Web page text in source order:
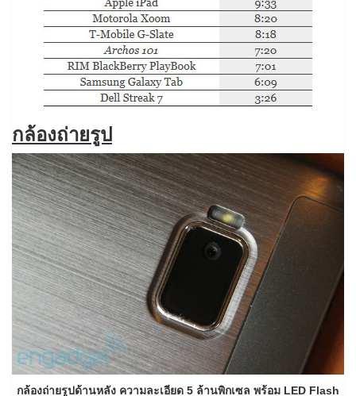
กล้องถ่ายรูป
กล้องถ่ายรูปด้านหลัง ความละเอียด 5 ล้านพิกเซล พร้อม LED Flash